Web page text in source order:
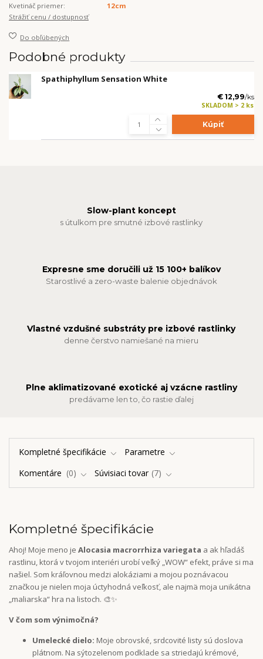
Kvetináč priemer:
12cm
Strážiť cenu / dostupnosť
Do obľúbených
Podobné produkty
Spathiphyllum Sensation White
€ 12,99/ks
SKLADOM > 2 ks
Kúpiť
Slow-plant koncept
s útulkom pre smutné izbové rastlinky
Expresne sme doručili už 15 100+ balíkov
Starostlivé a zero-waste balenie objednávok
Vlastné vzdušné substráty pre izbové rastlinky
denne čerstvo namiešané na mieru
Plne aklimatizované exotické aj vzácne rastliny
predávame len to, čo rastie ďalej
Kompletné špecifikácie
Parametre
Komentáre
0 Súvisiaci tovar 7
Kompletné špecifikácie
Ahoj! Moje meno je Alocasia macrorrhiza variegata a ak hľadáš
rastlinu, ktorá v tvojom interiéri urobí veľký „WOW“ efekt, práve si ma
našiel. Som kráľovnou medzi alokáziami a mojou poznávacou
značkou je nielen moja úctyhodná veľkosť, ale najmä moja unikátna
„maliarska“ hra na listoch. 🎨✨
V čom som výnimočná?
Umelecké dielo: Moje obrovské, srdcovité listy sú doslova
plátnom. Na sýtozelenom podklade sa striedajú krémové,